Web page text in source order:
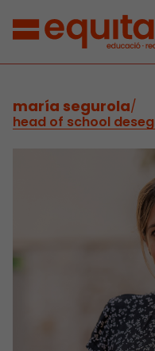
maría segurola/
head of school